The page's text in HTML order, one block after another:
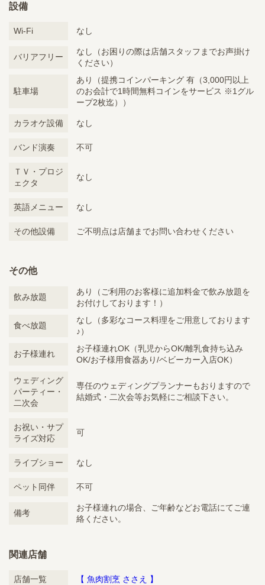
設備
Wi-Fi なし
バリアフリー
なし（お困りの際は店舗スタッフまでお声掛け
ください）
駐車場
あり（提携コインパーキング 有（3,000円以上
のお会計で1時間無料コインをサービス ※1グル
ープ2枚迄））
カラオケ設備 なし
バンド演奏 不可
ＴＶ・プロジ
ェクタ
なし
英語メニュー なし
その他設備 ご不明点は店舗までお問い合わせください
その他
飲み放題
あり（ご利用のお客様に追加料金で飲み放題を
お付けしております！）
食べ放題
なし（多彩なコース料理をご用意しております
♪）
お子様連れ
お子様連れOK（乳児からOK/離乳食持ち込み
OK/お子様用食器あり/ベビーカー入店OK）
ウェディング
パーティー・
二次会
専任のウェディングプランナーもおりますので
結婚式・二次会等お気軽にご相談下さい。
お祝い・サプ
ライズ対応
可
ライブショー なし
ペット同伴 不可
備考
お子様連れの場合、ご年齢などお電話にてご連
絡ください。
関連店舗
店舗一覧 【 魚肉割烹 ささえ 】